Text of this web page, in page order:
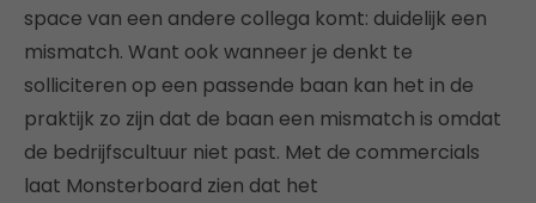
space van een andere collega komt: duidelijk een
mismatch. Want ook wanneer je denkt te
solliciteren op een passende baan kan het in de
praktijk zo zijn dat de baan een mismatch is omdat
de bedrijfscultuur niet past. Met de commercials
laat Monsterboard zien dat het